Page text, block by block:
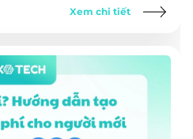
Xem chi tiết